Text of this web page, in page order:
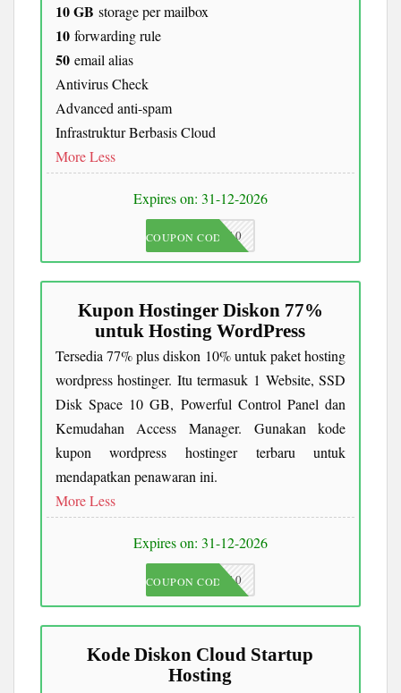
10 GB storage per mailbox
10forwarding rule
50email alias
Antivirus Check
Advanced anti-spam
Infrastruktur Berbasis Cloud
More Less
Expires on: 31-12-2026
JKC10
COUPON CODE
Kupon Hostinger Diskon 77%
untuk Hosting WordPress
Tersedia 77% plus diskon 10% untuk paket hosting
wordpress hostinger. Itu termasuk 1 Website, SSD
Disk Space 10 GB, Powerful Control Panel dan
Kemudahan Access Manager. Gunakan kode
kupon wordpress hostinger terbaru untuk
mendapatkan penawaran ini.
More Less
Expires on: 31-12-2026
JKC10
COUPON CODE
Kode Diskon Cloud Startup
Hosting